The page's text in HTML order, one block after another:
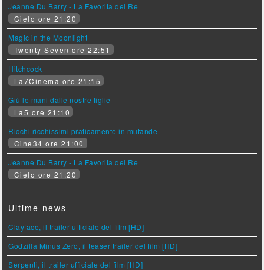
Jeanne Du Barry - La Favorita del Re
Cielo ore 21:20
Magic in the Moonlight
Twenty Seven ore 22:51
Hitchcock
La7Cinema ore 21:15
Giù le mani dalle nostre figlie
La5 ore 21:10
Ricchi ricchissimi praticamente in mutande
Cine34 ore 21:00
Jeanne Du Barry - La Favorita del Re
Cielo ore 21:20
Ultime news
Clayface, il trailer ufficiale del film [HD]
Godzilla Minus Zero, il teaser trailer del film [HD]
Serpenti, il trailer ufficiale del film [HD]